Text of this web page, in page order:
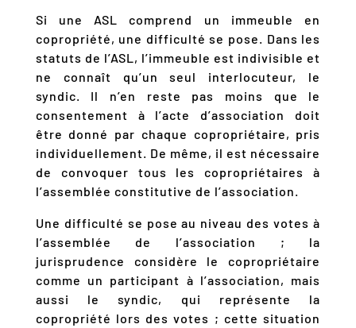
Si une ASL comprend un immeuble en
copropriété, une difficulté se pose. Dans les
statuts de l’ASL, l’immeuble est indivisible et
ne connaît qu’un seul interlocuteur, le
syndic. Il n’en reste pas moins que le
consentement à l’acte d’association doit
être donné par chaque copropriétaire, pris
individuellement. De même, il est nécessaire
de convoquer tous les copropriétaires à
l’assemblée constitutive de l’association.
Une difficulté se pose au niveau des votes à
l’assemblée de l’association ; la
jurisprudence considère le copropriétaire
comme un participant à l’association, mais
aussi le syndic, qui représente la
copropriété lors des votes ; cette situation